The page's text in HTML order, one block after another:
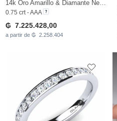
0.75 crt - AAA
₲ 7.225.428,00
a partir de ₲ 2.258.404